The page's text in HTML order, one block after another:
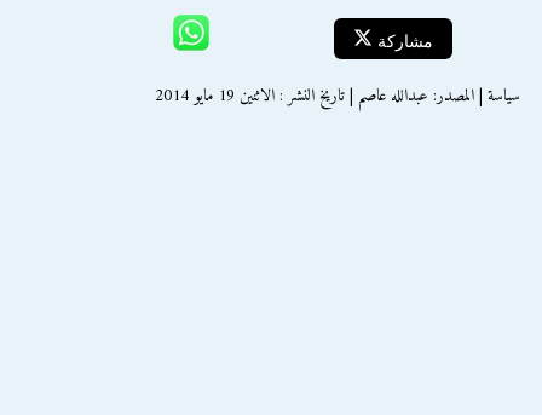
مشاركة
سياسة | المصدر: عبدالله عاصم | تاريخ النشر : الاثنين 19 مايو 2014